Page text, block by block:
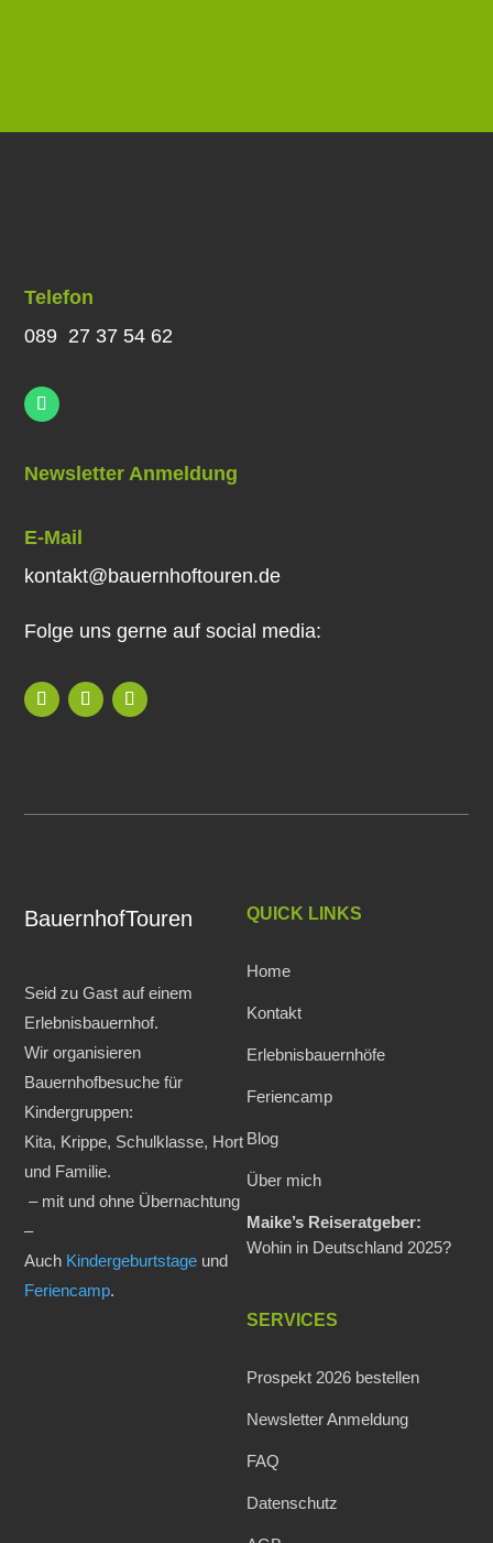
Telefon
089 27 37 54 62
Newsletter Anmeldung
E-Mail
kontakt@bauernhoftouren.de
Folge uns gerne auf social media:
BauernhofTouren
Seid zu Gast auf einem
Erlebnisbauernhof.
Wir organisieren
Bauernhofbesuche für
Kindergruppen:
Kita, Krippe, Schulklasse, Hort
und Familie.
– mit und ohne Übernachtung
–
Auch Kindergeburtstage und
Feriencamp.
QUICK LINKS
Home
Kontakt
Erlebnisbauernhöfe
Feriencamp
Blog
Über mich
Maike’s Reiseratgeber:
Wohin in Deutschland 2025?
SERVICES
Prospekt 2026 bestellen
Newsletter Anmeldung
FAQ
Datenschutz